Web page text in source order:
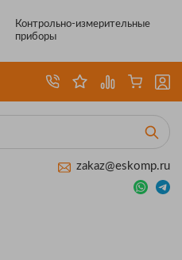
Контрольно-измерительные
приборы
zakaz@eskomp.ru